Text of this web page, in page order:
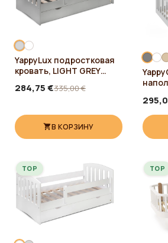
YappyLux подростковая
кровать, LIGHT GREY
284,75 €335,00 €
В КОРЗИНУ
TOP TOP